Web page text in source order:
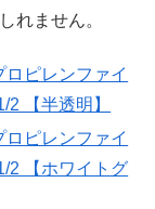
れません。
ピレンファイ
【半透明】
ピレンファイ
2 【ホワイトグ